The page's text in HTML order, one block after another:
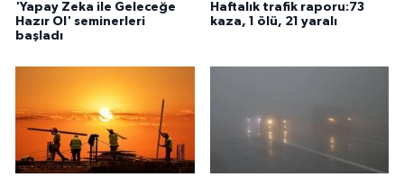
'Yapay Zeka ile Geleceğe
Hazır Ol' seminerleri
başladı
Haftalık trafik raporu:73
kaza, 1 ölü, 21 yaralı